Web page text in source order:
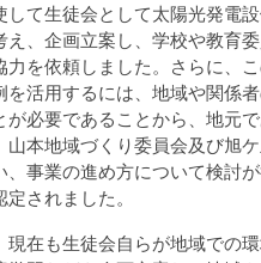
して生徒会として太陽光発電
え、企画立案し、学校や教育
力を依頼しました。さらに、
を活用するには、地域や関係
が必要であることから、地元
山本地域づくり委員会及び旭
、事業の進め方について検討
されました。
現在も生徒会自らが地域での環